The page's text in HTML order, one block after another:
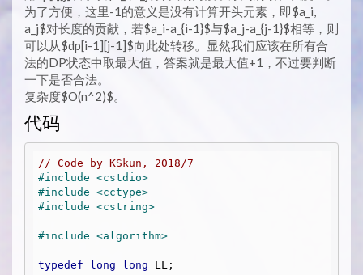
为了方便，这里-1的意义是没有计算开头元素，即$a_i,
a_j$对长度的贡献，若$a_i-a_{i-1}$与$a_j-a_{j-1}$相等，则
可以从$dp[i-1][j-1]$向此处转移。显然我们应该在所有合
法的DP状态中取最大值，答案就是最大值+1，不过要判断
一下是否合法。
复杂度$O(n^2)$。
代码
// Code by KSkun, 2018/7
#include <cstdio>
#include <cctype>
#include <cstring>
#include <algorithm>
typedef long long LL;